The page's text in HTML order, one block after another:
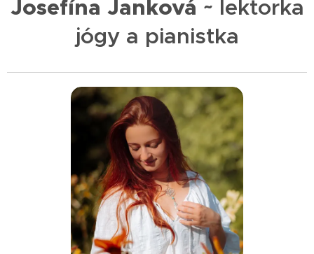
Josefína Janková ~ lektorka
jógy a pianistka